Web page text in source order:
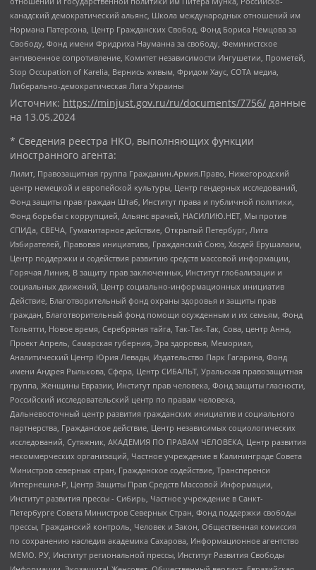
канадский демократический альянс, Школа международных отношений им
Нормана Патерсона, Центр Гражданских Свобод, Фонд Бориса Немцова за
Свободу, Фонд имени Фридриха Науманна за свободу, Феминистское
антивоенное сопротивление, Комитет независимости Ингушетии, Прометей,
Stop Occupation of Karelia, Вернись живым, Фридом Хаус, СОТА медиа,
Либерально-демократическая Лига Украины
Источник: https://minjust.gov.ru/ru/documents/7756/ данные
на 13.05.2024
* Сведения реестра НКО, выполняющих функции
иностранного агента:
Лилит, Правозащитная группа Гражданин.Армия.Право, Нижегородский
центр немецкой и европейской культуры, Центр гендерных исследований,
Фонд защиты прав граждан Штаб, Институт права и публичной политики,
Фонд борьбы с коррупцией, Альянс врачей, НАСИЛИЮ.НЕТ, Мы против
СПИДа, СВЕЧА, Гуманитарное действие, Открытый Петербург, Лига
Избирателей, Правовая инициатива, Гражданский Союз, Хасдей Ерушалаим,
Центр поддержки и содействия развитию средств массовой информации,
Горячая Линия, В защиту прав заключенных, Институт глобализации и
социальных движений, Центр социально-информационных инициатив
Действие, Благотворительный фонд охраны здоровья и защиты прав
граждан, Благотворительный фонд помощи осужденным и их семьям, Фонд
Тольятти, Новое время, Серебряная тайга, Так-Так-Так, Сова, центр Анна,
Проект Апрель, Самарская губерния, Эра здоровья, Мемориал,
Аналитический Центр Юрия Левады, Издательство Парк Гагарина, Фонд
имени Андрея Рылькова, Сфера, Центр СИБАЛЬТ, Уральская правозащитная
группа, Женщины Евразии, Институт прав человека, Фонд защиты гласности,
Российский исследовательский центр по правам человека,
Дальневосточный центр развития гражданских инициатив и социального
партнерства, Гражданское действие, Центр независимых социологических
исследований, Сутяжник, АКАДЕМИЯ ПО ПРАВАМ ЧЕЛОВЕКА, Центр развития
некоммерческих организаций, Частное учреждение в Калининграде Совета
Министров северных стран, Гражданское содействие, Трансперенси
Интернешнл-Р, Центр Защиты Прав Средств Массовой Информации,
Институт развития прессы - Сибирь, Частное учреждение в Санкт-
Петербурге Совета Министров Северных Стран, Фонд поддержки свободы
прессы, Гражданский контроль, Человек и Закон, Общественная комиссия
по сохранению наследия академика Сахарова, Информационное агентство
МЕМО. РУ, Институт региональной прессы, Институт Развития Свободы